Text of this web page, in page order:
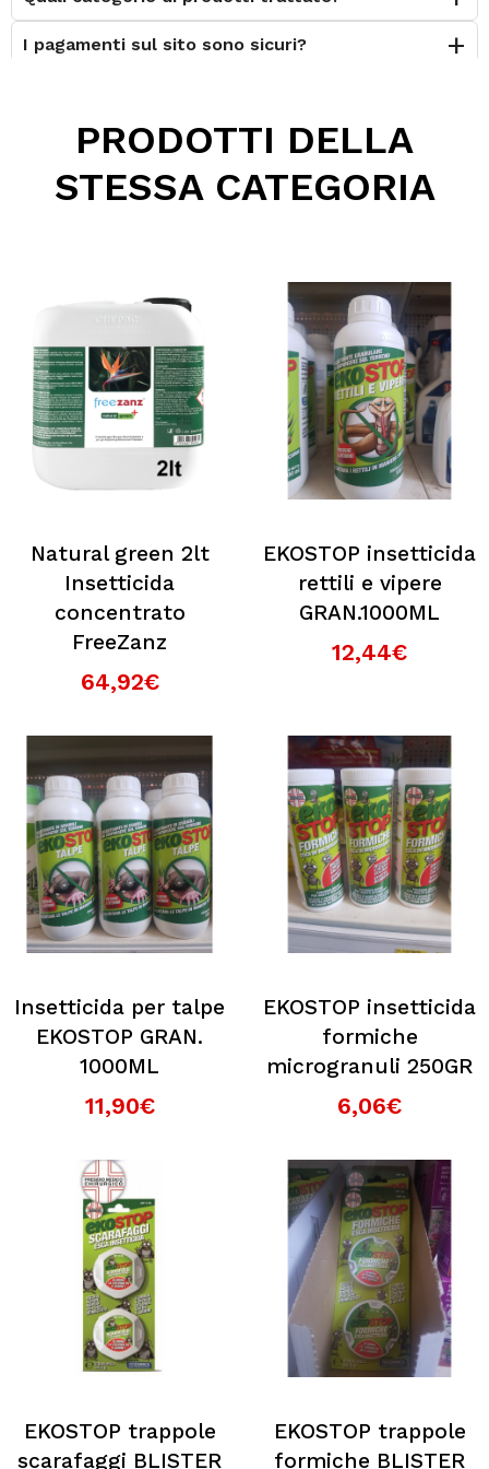
I pagamenti sul sito sono sicuri?
Posso contattarvi prima dell'acquisto?
Perché scegliere Elettromeccanica Calzolari?
PRODOTTI DELLA
STESSA CATEGORIA
Natural green 2lt
Insetticida
concentrato
FreeZanz
64,92€
EKOSTOP insetticida
rettili e vipere
GRAN.1000ML
12,44€
Insetticida per talpe
EKOSTOP GRAN.
1000ML
11,90€
EKOSTOP insetticida
formiche
microgranuli 250GR
6,06€
EKOSTOP trappole
scarafaggi BLISTER
EKOSTOP trappole
formiche BLISTER